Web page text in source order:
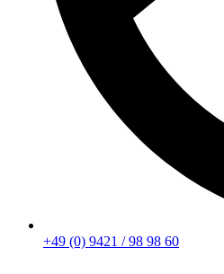
+49 (0) 9421 / 98 98 60